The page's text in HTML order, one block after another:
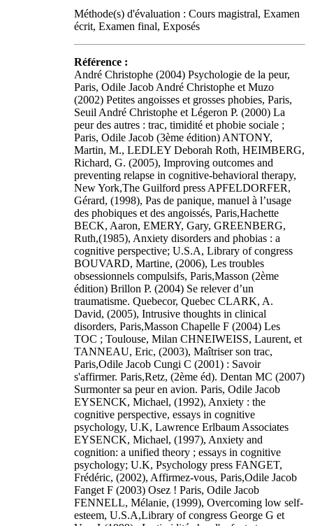
Méthode(s) d'évaluation : Cours magistral, Examen
écrit, Examen final, Exposés
Référence :
André Christophe (2004) Psychologie de la peur,
Paris, Odile Jacob André Christophe et Muzo
(2002) Petites angoisses et grosses phobies, Paris,
Seuil André Christophe et Légeron P. (2000) La
peur des autres : trac, timidité et phobie sociale ;
Paris, Odile Jacob (3ème édition) ANTONY,
Martin, M., LEDLEY Deborah Roth, HEIMBERG,
Richard, G. (2005), Improving outcomes and
preventing relapse in cognitive-behavioral therapy,
New York,The Guilford press APFELDORFER,
Gérard, (1998), Pas de panique, manuel à l’usage
des phobiques et des angoissés, Paris,Hachette
BECK, Aaron, EMERY, Gary, GREENBERG,
Ruth,(1985), Anxiety disorders and phobias : a
cognitive perspective; U.S.A, Library of congress
BOUVARD, Martine, (2006), Les troubles
obsessionnels compulsifs, Paris,Masson (2ème
édition) Brillon P. (2004) Se relever d’un
traumatisme. Quebecor, Quebec CLARK, A.
David, (2005), Intrusive thoughts in clinical
disorders, Paris,Masson Chapelle F (2004) Les
TOC ; Toulouse, Milan CHNEIWEISS, Laurent, et
TANNEAU, Eric, (2003), Maîtriser son trac,
Paris,Odile Jacob Cungi C (2001) : Savoir
s'affirmer. Paris,Retz, (2ème éd). Dentan MC (2007)
Surmonter sa peur en avion. Paris, Odile Jacob
EYSENCK, Michael, (1992), Anxiety : the
cognitive perspective, essays in cognitive
psychology, U.K, Lawrence Erlbaum Associates
EYSENCK, Michael, (1997), Anxiety and
cognition: a unified theory ; essays in cognitive
psychology; U.K, Psychology press FANGET,
Frédéric, (2002), Affirmez-vous, Paris,Odile Jacob
Fanget F (2003) Osez ! Paris, Odile Jacob
FENNELL, Mélanie, (1999), Overcoming low self-
esteem, U.S.A,Library of congress George G et